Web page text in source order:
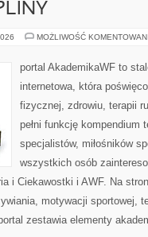
MOŻLIWOŚĆ
portal AkademikaWF to
internetowa, która
fizycznej, zdrowiu, terapii
pełni funkcję kompendium
specjalistów, miłośników
wszystkich osób
i Ciekawostki i AWF. Na
motywacji sportowej,
zestawia elementy